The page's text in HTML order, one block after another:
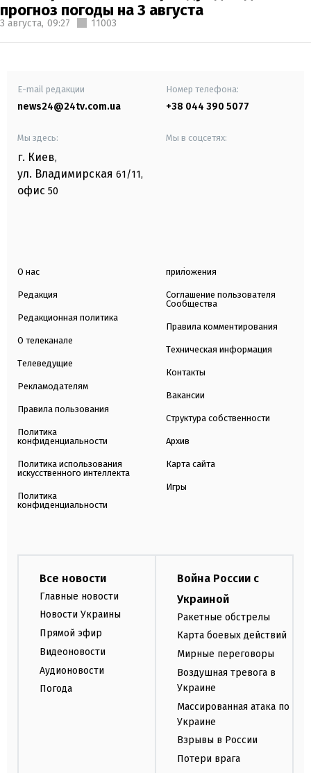
прогноз погоды на 3 августа
3 августа, 09:27 11003
E-mail редакции
news24@24tv.com.ua
Номер телефона:
+38 044 390 5077
Мы здесь:
г. Киев,
ул. Владимирская 61/11,
офис 50
Мы в соцсетях:
О нас
Редакция
Редакционная политика
О телеканале
Телеведущие
Рекламодателям
Правила пользования
Политика
конфиденциальности
Политика использования
искусственного интеллекта
Политика
конфиденциальности
приложения
Соглашение пользователя
Сообщества
Правила комментирования
Техническая информация
Контакты
Вакансии
Структура собственности
Архив
Карта сайта
Игры
Все новости
Главные новости
Новости Украины
Прямой эфир
Видеоновости
Аудионовости
Погода
Война России с
Украиной
Ракетные обстрелы
Карта боевых действий
Мирные переговоры
Воздушная тревога в
Украине
Массированная атака по
Украине
Взрывы в России
Потери врага